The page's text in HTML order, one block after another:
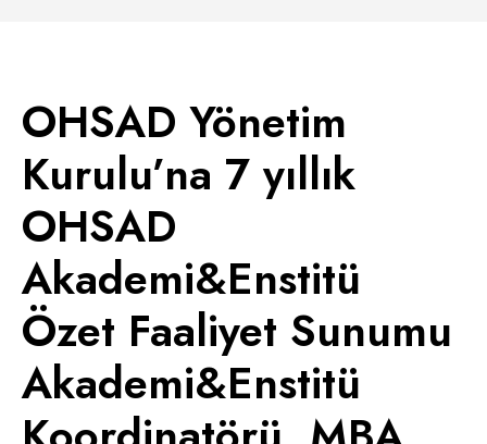
OHSAD Yönetim
Kurulu’na 7 yıllık
OHSAD
Akademi&Enstitü
Özet Faaliyet Sunumu
Akademi&Enstitü